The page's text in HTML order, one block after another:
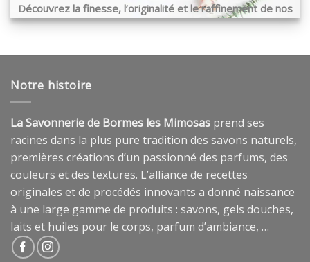
Découvrez la finesse, l’originalité et le raffinement de nos
produits …
Notre histoire
La Savonnerie de Bormes les Mimosas prend ses
racines dans la plus pure tradition des savons naturels,
premières créations d’un passionné des parfums, des
couleurs et des textures. L’alliance de recettes
originales et de procédés innovants a donné naissance
à une large gamme de produits : savons, gels douches,
laits et huiles pour le corps, parfum d’ambiance, …